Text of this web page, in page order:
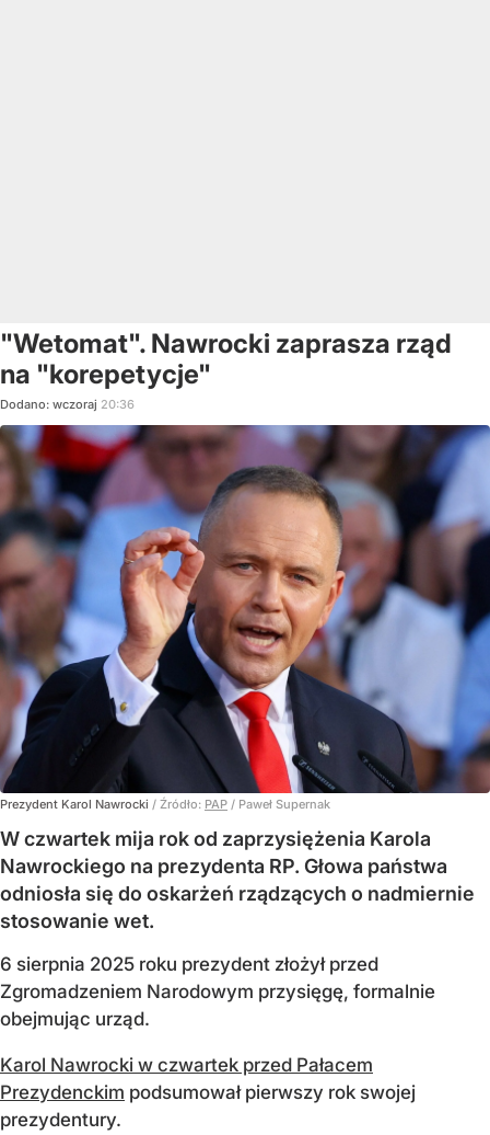
"Wetomat". Nawrocki zaprasza rząd
na "korepetycje"
Dodano: wczoraj 20:36
Prezydent Karol Nawrocki / Źródło: PAP / Paweł Supernak
W czwartek mija rok od zaprzysiężenia Karola
Nawrockiego na prezydenta RP. Głowa państwa
odniosła się do oskarżeń rządzących o nadmiernie
stosowanie wet.
6 sierpnia 2025 roku prezydent złożył przed
Zgromadzeniem Narodowym przysięgę, formalnie
obejmując urząd.
Karol Nawrocki w czwartek przed Pałacem
Prezydenckim podsumował pierwszy rok swojej
prezydentury.